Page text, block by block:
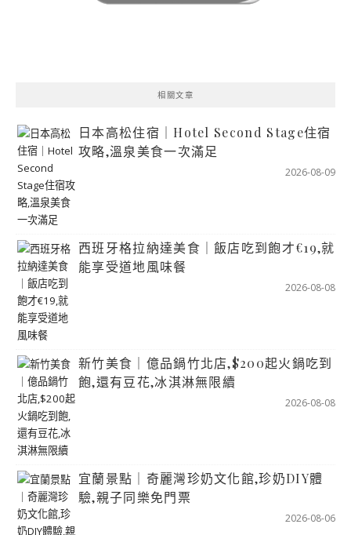
相關文章
日本高松住宿｜Hotel Second Stage住宿
攻略,溫泉美食一次滿足
2026-08-09
西班牙格拉納達美食｜飯店吃到飽才€19,就
能享受道地風味餐
2026-08-08
新竹美食｜億品鍋竹北店,$200起火鍋吃到
飽,還有豆花,冰淇淋無限續
2026-08-08
宜蘭景點｜奇麗灣珍奶文化館,珍奶DIY體
驗,親子同樂免門票
2026-08-06